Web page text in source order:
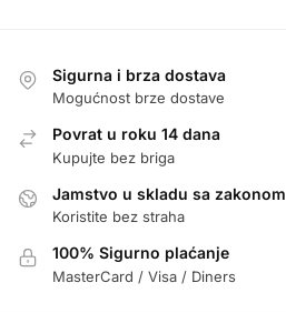
Sigurna i brza dostava
Mogućnost brze dostave
Povrat u roku 14 dana
Kupujte bez briga
Jamstvo u skladu sa zakonom
Koristite bez straha
100% Sigurno plaćanje
MasterCard / Visa / Diners